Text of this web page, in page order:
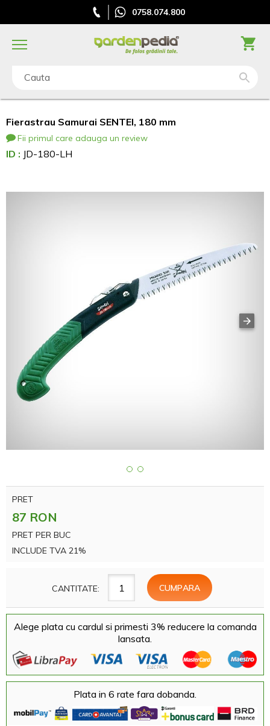
0758.074.800
Cauta
Fierastrau Samurai SENTEI, 180 mm
Fii primul care adauga un review
ID : JD-180-LH
PRET
87 RON
PRET PER BUC
INCLUDE TVA 21%
CANTITATE:
Alege plata cu cardul si primesti 3% reducere la comanda
lansata.
Plata in 6 rate fara dobanda.